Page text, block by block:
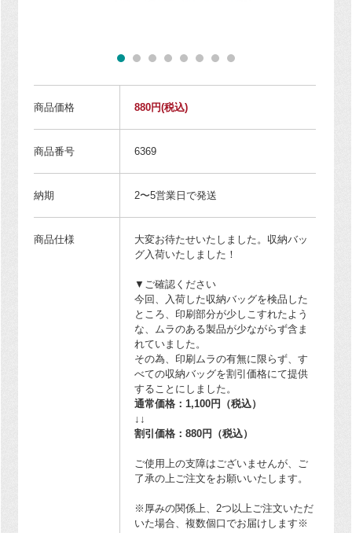
商品価格 880円(税込)
商品番号 6369
納期 2〜5営業日で発送
商品仕様
大変お待たせいたしました。収納バッ
グ入荷いたしました！
▼ご確認ください
今回、入荷した収納バッグを検品した
ところ、印刷部分が少しこすれたよう
な、ムラのある製品が少ながらず含ま
れていました。
その為、印刷ムラの有無に限らず、す
べての収納バッグを割引価格にて提供
することにしました。
通常価格：1,100円（税込）
↓↓
割引価格：880円（税込）
ご使用上の支障はございませんが、ご
了承の上ご注文をお願いいたします。
※厚みの関係上、2つ以上ご注文いただ
いた場合、複数個口でお届けします※